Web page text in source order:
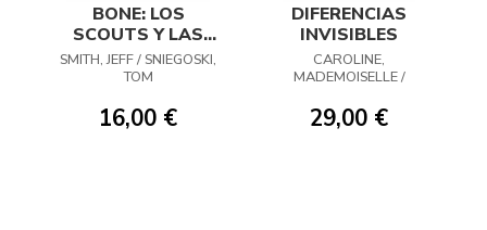
BONE: LOS
SCOUTS Y LAS
MOSTRORRATAS
SMITH, JEFF / SNIEGOSKI,
TOM
16,00 €
DIFERENCIAS
INVISIBLES
CAROLINE,
MADEMOISELLE /
29,00 €